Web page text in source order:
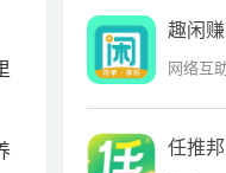
趣闲赚
任推邦